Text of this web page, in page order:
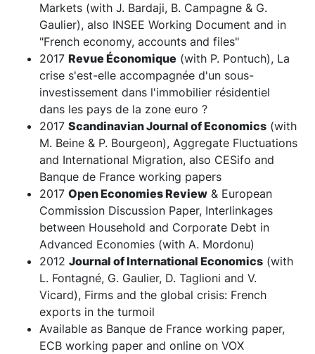
Markets (with J. Bardaji, B. Campagne & G.
Gaulier), also INSEE Working Document and in
"French economy, accounts and files"
2017 Revue Économique (with P. Pontuch), La
crise s'est-elle accompagnée d'un sous-
investissement dans l'immobilier résidentiel
dans les pays de la zone euro ?
2017 Scandinavian Journal of Economics (with
M. Beine & P. Bourgeon), Aggregate Fluctuations
and International Migration, also CESifo and
Banque de France working papers
2017 Open Economies Review & European
Commission Discussion Paper, Interlinkages
between Household and Corporate Debt in
Advanced Economies (with A. Mordonu)
2012 Journal of International Economics (with
L. Fontagné, G. Gaulier, D. Taglioni and V.
Vicard), Firms and the global crisis: French
exports in the turmoil
Available as Banque de France working paper,
ECB working paper and online on VOX